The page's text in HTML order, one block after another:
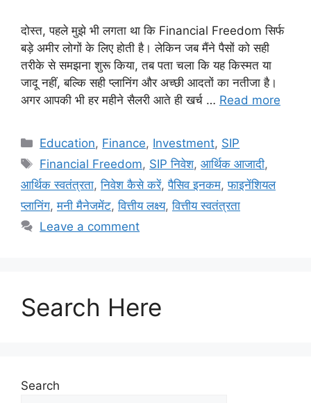
दोस्त, पहले मुझे भी लगता था कि Financial Freedom सिर्फ
बड़े अमीर लोगों के लिए होती है। लेकिन जब मैंने पैसों को सही
तरीके से समझना शुरू किया, तब पता चला कि यह किस्मत या
जादू नहीं, बल्कि सही प्लानिंग और अच्छी आदतों का नतीजा है।
अगर आपकी भी हर महीने सैलरी आते ही खर्च … Read more
Education, Finance, Investment, SIP
Financial Freedom, SIP निवेश,आर्थिक आजादी,
आर्थिक स्वतंत्रता,निवेश कैसे करें,पैसिव इनकम,फाइनेंशियल
प्लानिंग,मनी मैनेजमेंट,वित्तीय लक्ष्य,वित्तीय स्वतंत्रता
Leave a comment
Search Here
Search